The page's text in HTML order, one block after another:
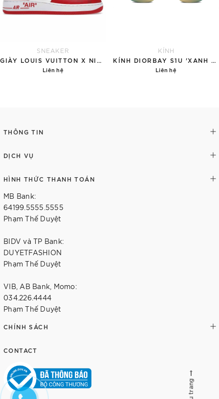
SNEAKER
Liên hệ
KÍNH
Liên hệ
THÔNG TIN
DỊCH VỤ
HÌNH THỨC THANH TOÁN
MB Bank:
64199.5555.5555
Phạm Thế Duyệt
BIDV và TP Bank:
DUYETFASHION
Phạm Thế Duyệt
VIB, AB Bank, Momo:
034.226.4444
Phạm Thế Duyệt
CHÍNH SÁCH
CONTACT